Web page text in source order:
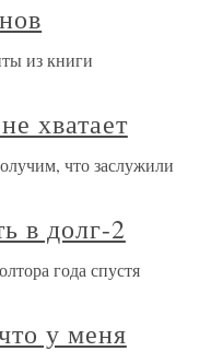
из книги
хватает
что заслужили
в долг-2
года спустя
у меня